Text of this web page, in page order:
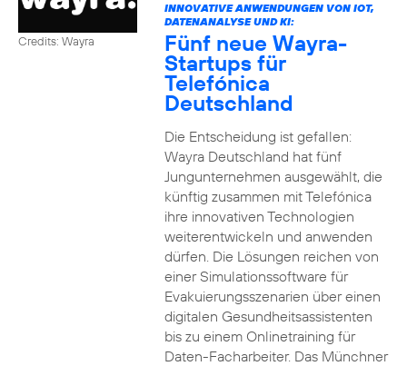
Credits: Wayra
INNOVATIVE ANWENDUNGEN VON IOT,
DATENANALYSE UND KI:
Fünf neue Wayra-
Startups für
Telefónica
Deutschland
Die Entscheidung ist gefallen:
Wayra Deutschland hat fünf
Jungunternehmen ausgewählt, die
künftig zusammen mit Telefónica
ihre innovativen Technologien
weiterentwickeln und anwenden
dürfen. Die Lösungen reichen von
einer Simulationssoftware für
Evakuierungsszenarien über einen
digitalen Gesundheitsassistenten
bis zu einem Onlinetraining für
Daten-Facharbeiter. Das Münchner